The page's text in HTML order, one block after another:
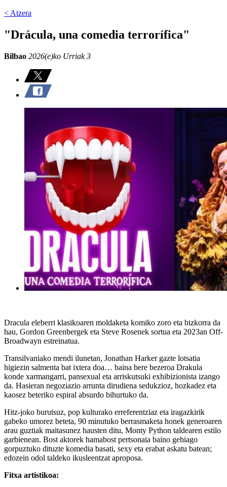
< Atzera
"Drácula, una comedia terrorífica"
Bilbao 2026(e)ko Urriak 3
Dracula eleberri klasikoaren moldaketa komiko zoro eta bizkorra da
hau, Gordon Greenbergek eta Steve Rosenek sortua eta 2023an Off-
Broadwayn estreinatua.
Transilvaniako mendi ilunetan, Jonathan Harker gazte lotsatia
higiezin salmenta bat ixtera doa… baina bere bezeroa Drakula
konde xarmangarri, pansexual eta arriskutsuki exhibizionista izango
da. Hasieran negoziazio arrunta dirudiena sedukzioz, hozkadez eta
kaosez beteriko espiral absurdo bihurtuko da.
Hitz-joko burutsuz, pop kulturako erreferentziaz eta iragazkirik
gabeko umorez beteta, 90 minutuko berrasmaketa honek generoaren
arau guztiak maitasunez hausten ditu, Monty Python taldearen estilo
garbienean. Bost aktorek hamabost pertsonaia baino gehiago
gorpuztuko dituzte komedia basati, sexy eta erabat askatu batean;
edozein odol taldeko ikusleentzat aproposa.
Fitxa artistikoa: